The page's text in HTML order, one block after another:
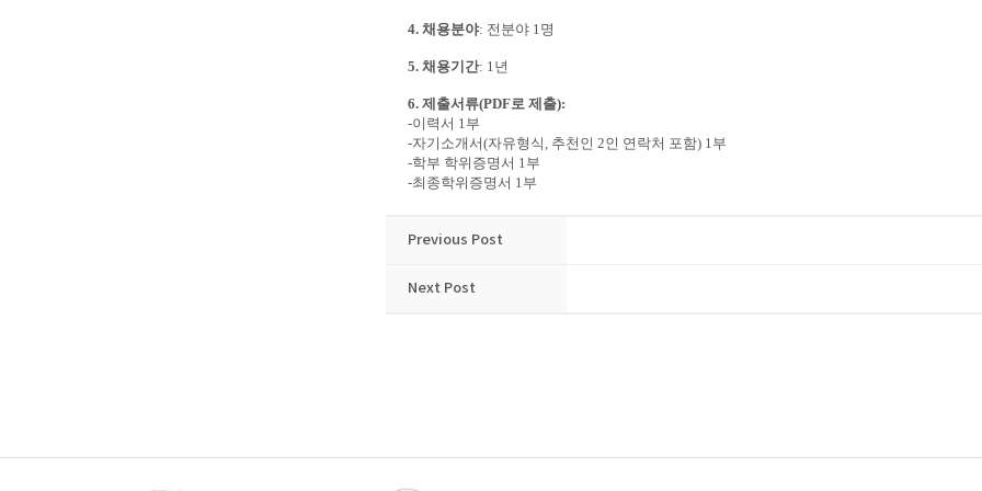
4. 채용분야: 전분야 1명
5. 채용기간: 1년
6. 제출서류(PDF로 제출):
-이력서 1부
-자기소개서(자유형식 , 추천인 2인 연락처 포함) 1부
-학부 학위증명서 1부
-최종학위증명서 1부
Previous Post
Next Post